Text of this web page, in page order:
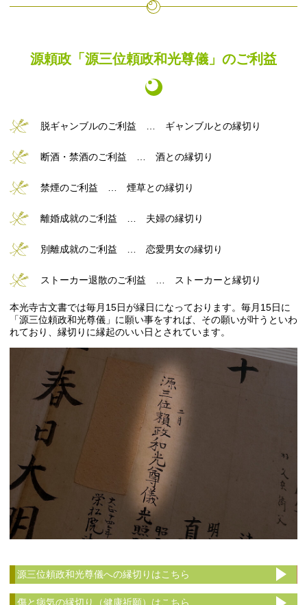
源頼政「源三位頼政和光尊儀」のご利益
脱ギャンブルのご利益 … ギャンブルとの縁切り
断酒・禁酒のご利益 … 酒との縁切り
禁煙のご利益 … 煙草との縁切り
離婚成就のご利益 … 夫婦の縁切り
別離成就のご利益 … 恋愛男女の縁切り
ストーカー退散のご利益 … ストーカーと縁切り
本光寺古文書では毎月15日が縁日になっております。毎月15日に
「源三位頼政和光尊儀」に願い事をすれば、その願いが叶うといわ
れており、縁切りに縁起のいい日とされています。
源三位頼政和光尊儀への縁切りはこちら
傷と病気の縁切り（健康祈願）はこちら